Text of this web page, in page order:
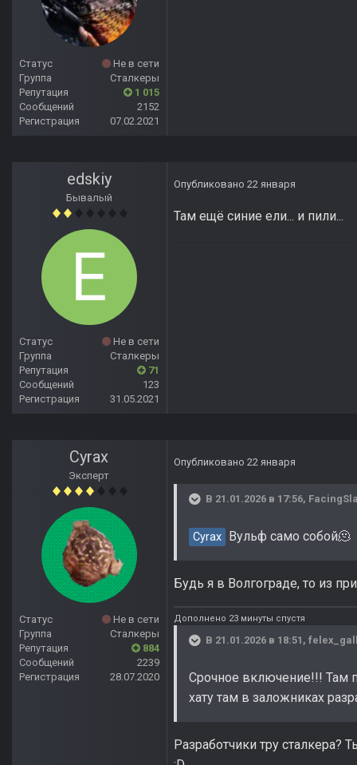
Статус
Не в сети
Группа
Сталкеры
Репутация
1 015
Сообщений
2152
Регистрация
07.02.2021
edskiy
Бывалый
Статус
Не в сети
Группа
Сталкеры
Репутация
71
Сообщений
123
Регистрация
31.05.2021
Опубликовано 22 января
Там ещё синие ели... и пили...
Cyrax
Эксперт
Статус
Не в сети
Группа
Сталкеры
Репутация
884
Сообщений
2239
Регистрация
28.07.2020
Опубликовано 22 января
В 21.01.2026 в 17:56,
Cyrax Вульф само собой🫠
Будь я в Волгограде, то из
Дополнено 23 минуты спустя
В 21.01.2026 в 18:51,
Срочное включение!!! Там
хату там в заложниках
Разработчики тру